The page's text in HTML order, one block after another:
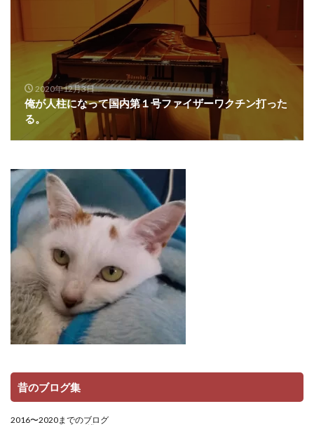
2020年12月3日
俺が人柱になって国内第１号ファイザーワクチン打った
る。
昔のブログ集
2016〜2020までのブログ